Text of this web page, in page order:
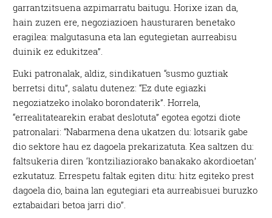
garrantzitsuena azpimarratu baitugu. Horixe izan da,
hain zuzen ere, negoziazioen hausturaren benetako
eragilea: malgutasuna eta lan egutegietan aurreabisu
duinik ez edukitzea”.
Euki patronalak, aldiz, sindikatuen “susmo guztiak
berretsi ditu”, salatu dutenez: “Ez dute egiazki
negoziatzeko inolako borondaterik”. Horrela,
“errealitatearekin erabat deslotuta” egotea egotzi diote
patronalari: “Nabarmena dena ukatzen du: lotsarik gabe
dio sektore hau ez dagoela prekarizatuta. Kea saltzen du:
faltsukeria diren ‘kontziliaziorako banakako akordioetan’
ezkutatuz. Errespetu faltak egiten ditu: hitz egiteko prest
dagoela dio, baina lan egutegiari eta aurreabisuei buruzko
eztabaidari betoa jarri dio”.